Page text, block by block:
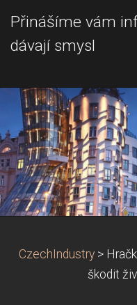
Přinášíme vám
dávají smysl
CzechIndustry >
škodit